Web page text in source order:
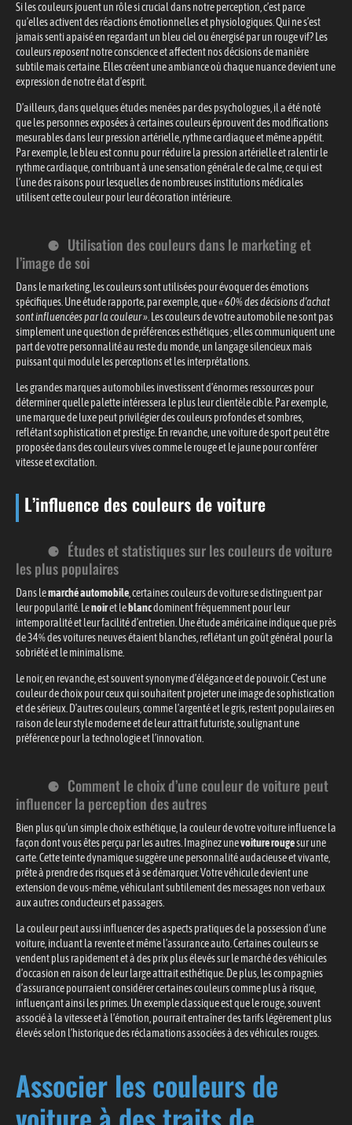
Si les couleurs jouent un rôle si crucial dans notre perception, c’est parce
qu’elles activent des réactions émotionnelles et physiologiques. Qui ne s’est
jamais senti apaisé en regardant un bleu ciel ou énergisé par un rouge vif? Les
couleursreposentnotre conscience et affectent nos décisions de manière
subtile mais certaine. Elles créent une ambiance où chaque nuance devient une
expression de notre état d’esprit.
D’ailleurs, dans quelques études menées par des psychologues, il a été noté
que les personnes exposées à certaines couleurs éprouvent des modifications
mesurables dans leur pression artérielle, rythme cardiaque et même appétit.
Par exemple, le bleu est connu pour réduire la pression artérielle et ralentir le
rythme cardiaque, contribuant à une sensation générale de calme, ce qui est
l’une des raisons pour lesquelles de nombreuses institutions médicales
utilisent cette couleur pour leur décoration intérieure.
Utilisation des couleurs dans le marketing et
l’image de soi
Dans le marketing, les couleurs sont utilisées pour évoquer des émotions
spécifiques. Une étude rapporte, par exemple, que« 60% des décisions d’achat
sont influencées par la couleur » . Les couleurs de votre automobile ne sont pas
simplement une question de préférences esthétiques ; elles communiquent une
part de votre personnalité au reste du monde, un langage silencieux mais
puissant qui module les perceptions et les interprétations.
Les grandes marques automobiles investissent d’énormes ressources pour
déterminer quelle palette intéressera le plus leur clientèle cible. Par exemple,
une marque de luxe peut privilégier des couleurs profondes et sombres,
reflétant sophistication et prestige. En revanche, une voiture de sport peut être
proposée dans des couleurs vives comme le rouge et le jaune pour conférer
vitesse et excitation.
L’influence des couleurs de voiture
Études et statistiques sur les couleurs de voiture
les plus populaires
Dans lemarché automobile , certaines couleurs de voiture se distinguent par
leur popularité. Lenoiret le blancdominent fréquemment pour leur
intemporalité et leur facilité d’entretien. Une étude américaine indique que près
de 34% des voitures neuves étaient blanches, reflétant un goût général pour la
sobriété et le minimalisme.
Le noir, en revanche, est souvent synonyme d’élégance et de pouvoir. C’est une
couleur de choix pour ceux qui souhaitent projeter une image de sophistication
et de sérieux. D’autres couleurs, comme l’argenté et le gris, restent populaires en
raison de leur style moderne et de leur attrait futuriste, soulignant une
préférence pour la technologie et l’innovation.
Comment le choix d’une couleur de voiture peut
influencer la perception des autres
Bien plus qu’un simple choix esthétique, la couleur de votre voiture influence la
façon dont vous êtes perçu par les autres. Imaginez unevoiture rougesur une
carte. Cette teinte dynamique suggère une personnalité audacieuse et vivante,
prête à prendre des risques et à se démarquer. Votre véhicule devient une
extension de vous-même, véhiculant subtilement des messages non verbaux
aux autres conducteurs et passagers.
La couleur peut aussi influencer des aspects pratiques de la possession d’une
voiture, incluant la revente et même l’assurance auto. Certaines couleurs se
vendent plus rapidement et à des prix plus élevés sur le marché des véhicules
d’occasion en raison de leur large attrait esthétique. De plus, les compagnies
d’assurance pourraient considérer certaines couleurs comme plus à risque,
influençant ainsi les primes. Un exemple classique est que le rouge, souvent
associé à la vitesse et à l’émotion, pourrait entraîner des tarifs légèrement plus
élevés selon l’historique des réclamations associées à des véhicules rouges.
Associer les couleurs de